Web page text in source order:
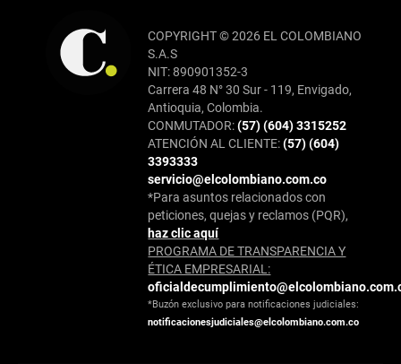
COPYRIGHT © 2026 EL COLOMBIANO
S.A.S
NIT: 890901352-3
Carrera 48 N° 30 Sur - 119, Envigado,
Antioquia, Colombia.
CONMUTADOR:(57) (604) 3315252
ATENCIÓN AL CLIENTE:(57) (604)
3393333
servicio@elcolombiano.com.co
*Para asuntos relacionados con
peticiones, quejas y reclamos (PQR),
haz clic aquí
PROGRAMA DE TRANSPARENCIA Y
ÉTICA EMPRESARIAL:
*Buzón exclusivo para notificaciones judiciales:
notificacionesjudiciales@elcolombiano.com.co